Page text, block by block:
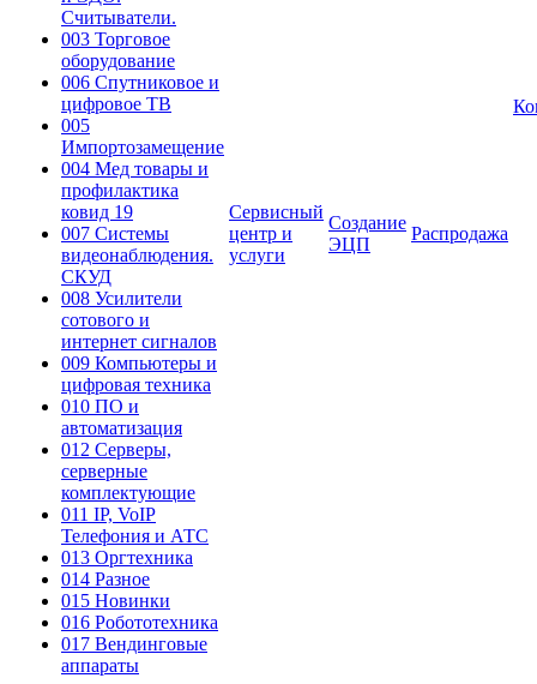
Считыватели.
003 Торговое
оборудование
006 Спутниковое и
цифровое ТВ
005
Импортозамещение
004 Мед товары и
профилактика
ковид 19
007 Системы
видеонаблюдения.
СКУД
008 Усилители
сотового и
интернет сигналов
009 Компьютеры и
цифровая техника
010 ПО и
автоматизация
012 Серверы,
серверные
комплектующие
011 IP, VoIP
Телефония и АТС
013 Оргтехника
014 Разное
015 Новинки
016 Робототехника
017 Вендинговые
аппараты
Сервисный
центр и
услуги
Создание
ЭЦП
Распродажа